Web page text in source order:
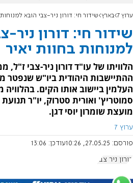
ערוץ 7 בארץ שידור חי: דורון ניר-צבי הובא
שידור חי: דורון ניר-
למנוחות בחוות יאיר
הלוויתו של עו"ד דורון ניר-צבי ז"ל,
ההתיישבות היהודית ביו"ש
העלמין ביישוב אותו הקים.
סמוטריץ' ואורית סטרוק, יו"ר
מועצת שומרון יוסי דגן.
ערוץ 7
פורסם: 27.05.25, 10:26 עודכן: 13:06
דורון ניר צבי